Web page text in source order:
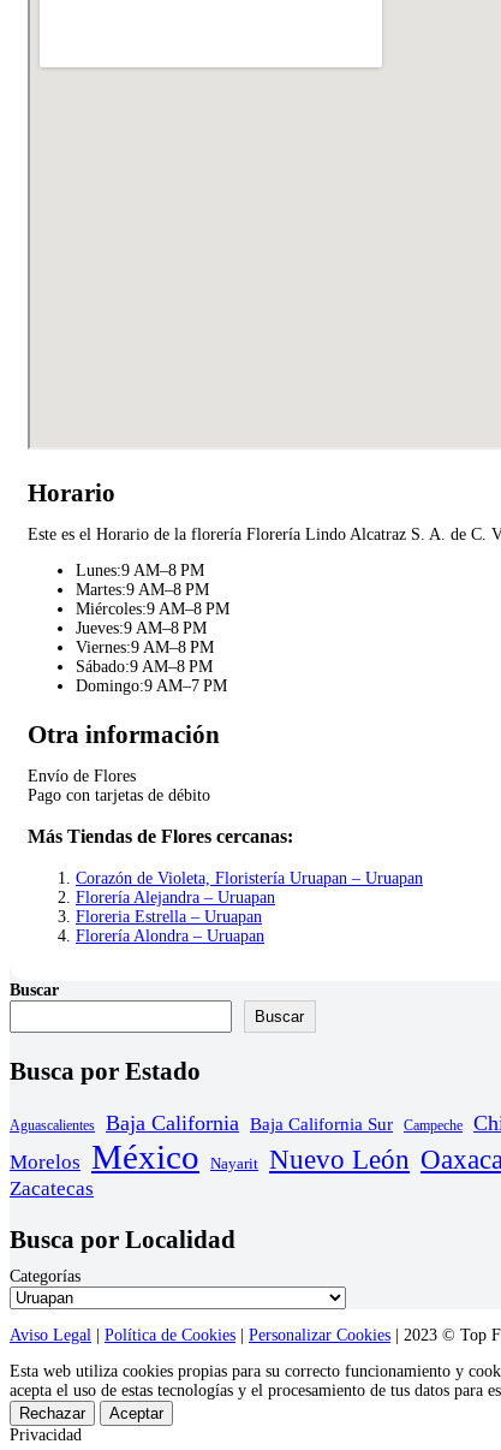
Horario
Este es el Horario de la florería Florería Lindo Alcatraz S. A. de C.
Lunes:9 AM–8 PM
Martes:9 AM–8 PM
Miércoles:9 AM–8 PM
Jueves:9 AM–8 PM
Viernes:9 AM–8 PM
Sábado:9 AM–8 PM
Domingo:9 AM–7 PM
Otra información
Envío de Flores
Pago con tarjetas de débito
Más Tiendas de Flores cercanas:
Corazón de Violeta, Floristería Uruapan – Uruapan
Florería Alejandra – Uruapan
Floreria Estrella – Uruapan
Florería Alondra – Uruapan
Buscar
Buscar
Busca por Estado
Aguascalientes Baja California Baja California Sur Campeche
Morelos México Nayarit Nuevo León Oaxaca
Zacatecas
Busca por Localidad
Categorías
Aviso Legal | Política de Cookies | Personalizar Cookies | 2023 © Top
Esta web utiliza cookies propias para su correcto funcionamiento y
acepta el uso de estas tecnologías y el procesamiento de tus datos para
Rechazar
Aceptar
Privacidad